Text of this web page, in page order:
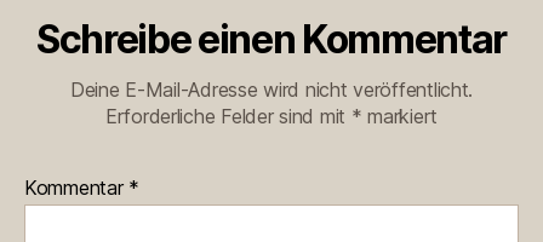
Schreibe einen Kommentar
Deine E-Mail-Adresse wird nicht veröffentlicht.
Erforderliche Felder sind mit * markiert
Kommentar *